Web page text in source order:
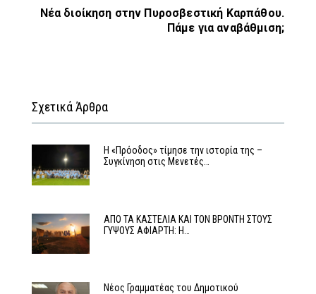
Νέα διοίκηση στην Πυροσβεστική Καρπάθου.
Πάμε για αναβάθμιση;
Σχετικά Άρθρα
Η «Πρόοδος» τίμησε την ιστορία της –
Συγκίνηση στις Μενετές…
ΑΠΟ ΤΑ ΚΑΣΤΕΛΙΑ ΚΑΙ ΤΟΝ ΒΡΟΝΤΗ ΣΤΟΥΣ
ΓΥΨΟΥΣ ΑΦΙΑΡΤΗ: Η…
Νέος Γραμματέας του Δημοτικού